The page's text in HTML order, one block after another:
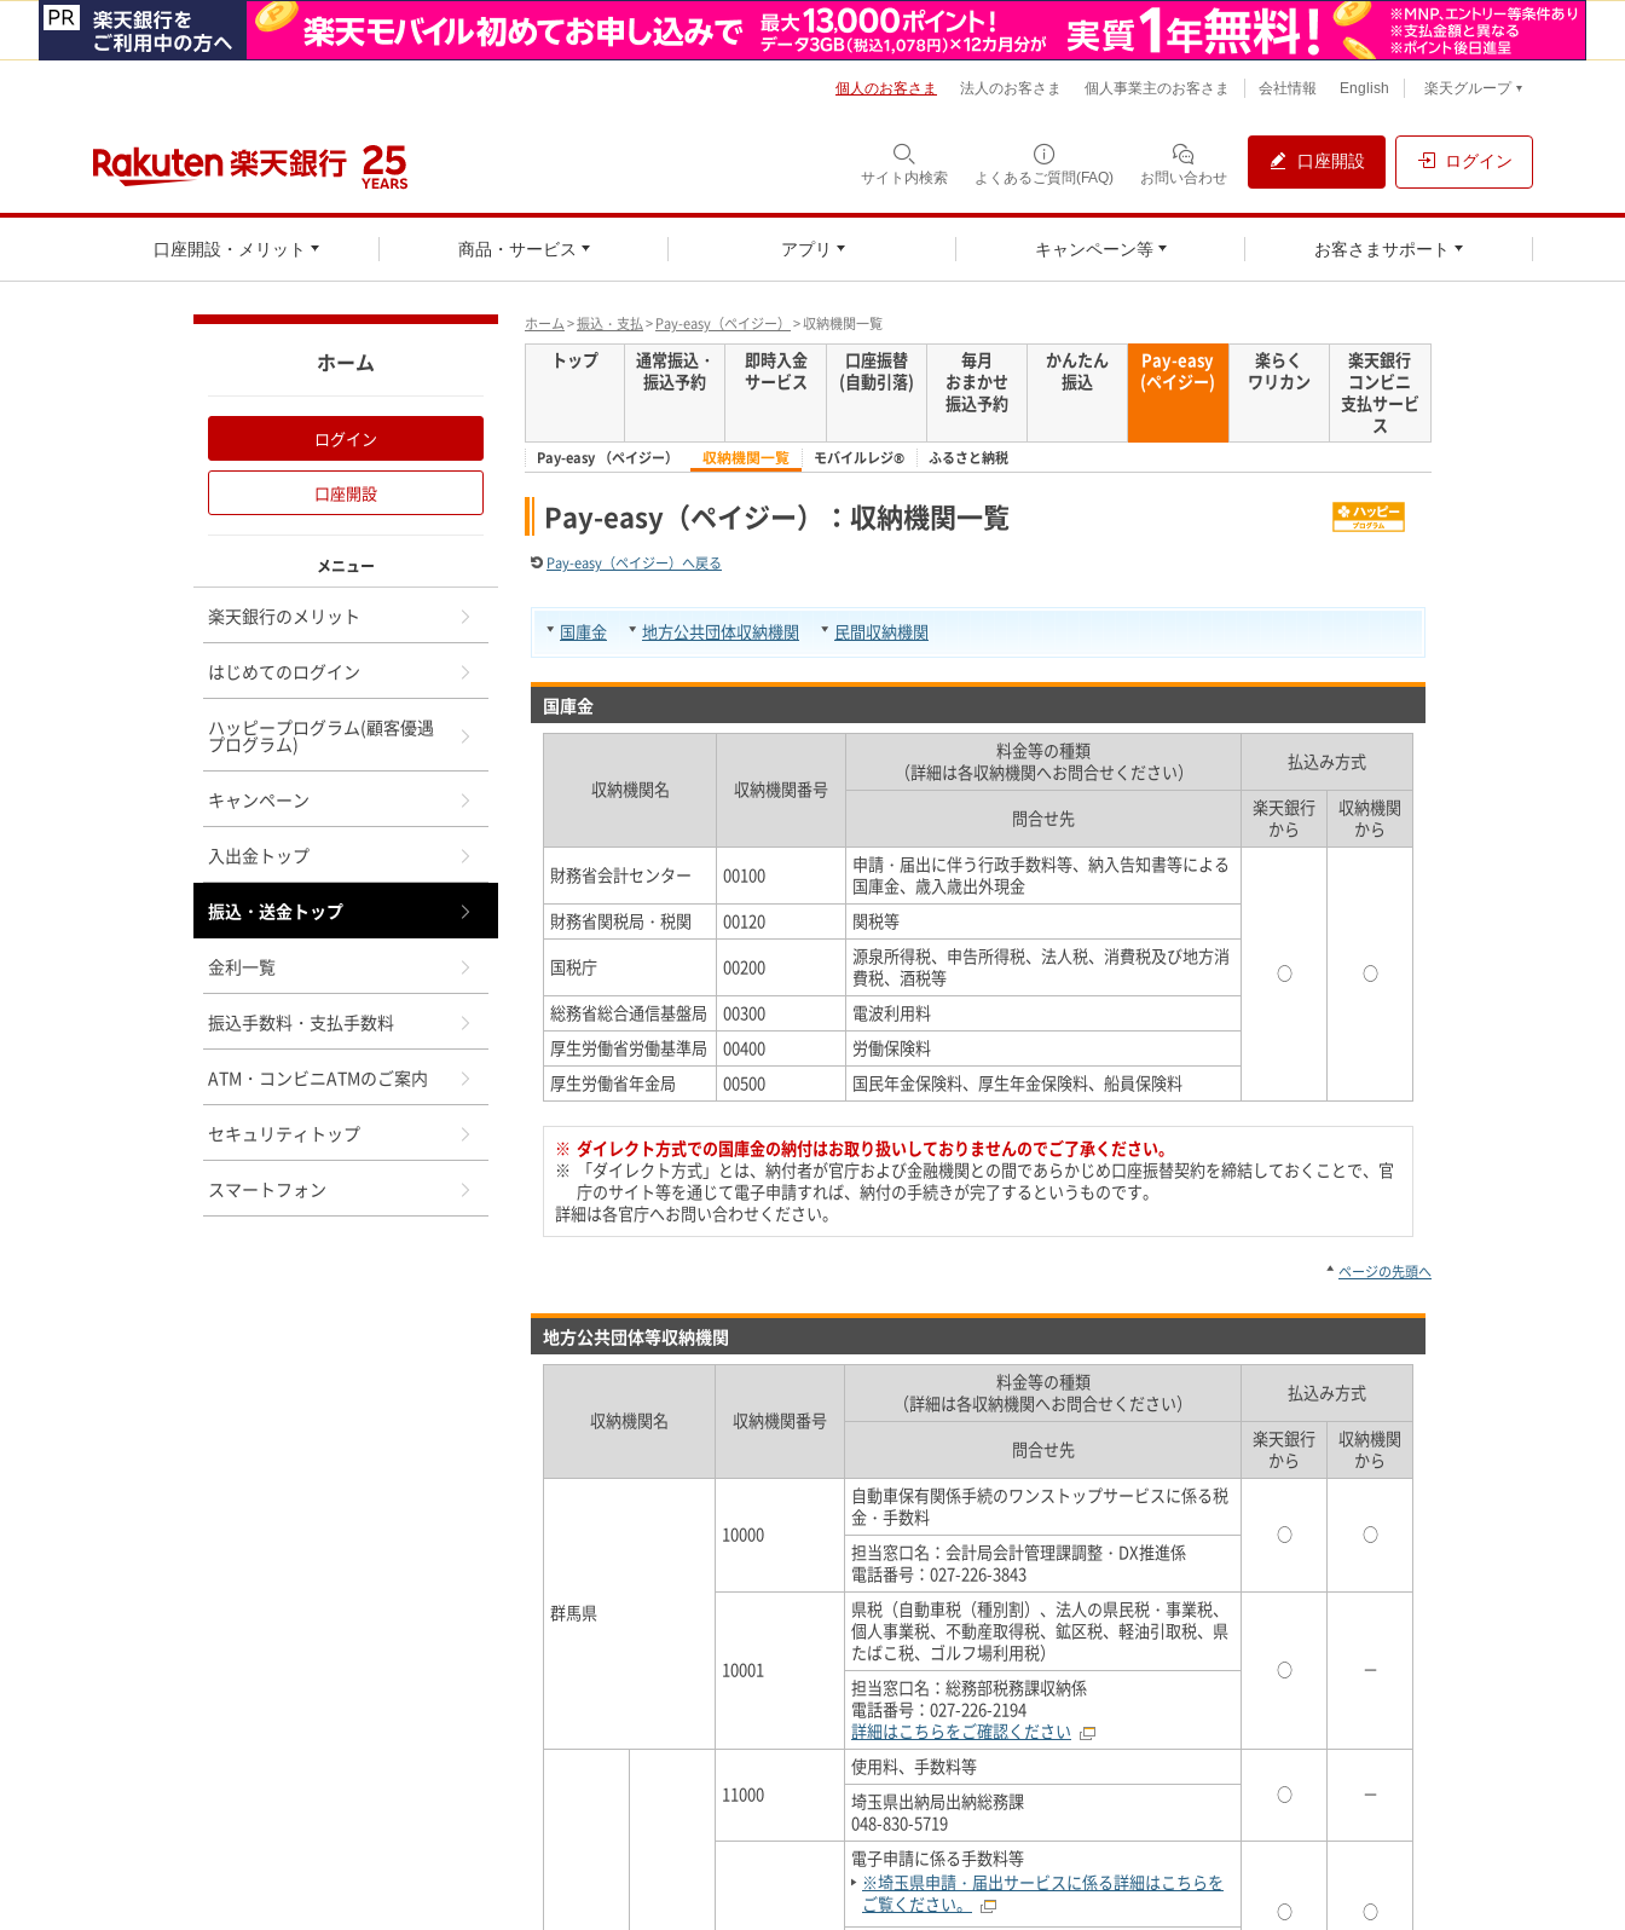
サイト内検索 よくあるご質問(FAQ) お問い合わせ
口座開設 ログイン
口座開設・メリット 商品・サービス アプリ キャンペーン等 お客さまサポート
個人のお客さま 法人のお客さま 個人事業主のお客さま 会社情報 English 楽天グループ
ホーム>振込・支払>Pay-easy（ペイジー） > 収納機関一覧
トップ
通常振込・
振込予約
即時入金
サービス
口座振替
(自動引落)
毎月
おまかせ
振込予約
かんたん
振込
Pay-easy
(ペイジー)
楽らく
ワリカン
楽天銀行
コンビニ
支払サービ
ス
Pay-easy （ペイジー） 収納機関一覧 モバイルレジ® ふるさと納税
Pay-easy（ペイジー）：収納機関一覧
Pay-easy（ペイジー）へ戻る
国庫金 地方公共団体収納機関 民間収納機関
国庫金
収納機関名 収納機関番号
料金等の種類
（詳細は各収納機関へお問合せください）
払込み方式
問合せ先
楽天銀行
から
収納機関
から
財務省会計センター
00100
申請・届出に伴う行政手数料等、納入告知書等による
国庫金、歳入歳出外現金
○ ○
財務省関税局・税関 00120
関税等
国税庁
00200
源泉所得税、申告所得税、法人税、消費税及び地方消
費税、酒税等
総務省総合通信基盤局
00300
電波利用料
厚生労働省労働基準局
00400
労働保険料
厚生労働省年金局
00500 国民年金保険料、厚生年金保険料、船員保険料
※ ダイレクト方式での国庫金の納付はお取り扱いしておりませんのでご了承ください。
※
「ダイレクト方式」とは、納付者が官庁および金融機関との間であらかじめ口座振替契約を締結しておくことで、官
庁のサイト等を通じて電子申請すれば、納付の手続きが完了するというものです。
詳細は各官庁へお問い合わせください。
ページの先頭へ
地方公共団体等収納機関
収納機関名 収納機関番号
料金等の種類
（詳細は各収納機関へお問合せください）
払込み方式
問合せ先
楽天銀行
から
収納機関
から
群馬県
10000
自動車保有関係手続のワンストップサービスに係る税
金・手数料
○ ○
担当窓口名：会計局会計管理課調整・DX推進係
電話番号：027-226-3843
10001
県税（自動車税（種別割）、法人の県民税・事業税、
個人事業税、不動産取得税、鉱区税、軽油引取税、県
たばこ税、ゴルフ場利用税）
○ －
担当窓口名：総務部税務課収納係
電話番号：027-226-2194
詳細はこちらをご確認ください
11000
使用料、手数料等
○
－
埼玉県出納局出納総務課
048-830-5719
電子申請に係る手数料等
※埼玉県申請・届出サービスに係る詳細はこちらを
ご覧ください。
○
○
ホーム
ログイン
口座開設
メニュー
楽天銀行のメリット
はじめてのログイン
ハッピープログラム(顧客優遇
プログラム)
キャンペーン
入出金トップ
振込・送金トップ
金利一覧
振込手数料・支払手数料
ATM・コンビニATMのご案内
セキュリティトップ
スマートフォン